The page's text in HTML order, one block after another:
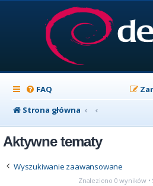
FAQ
Strona główna
Aktywne tematy
Wyszukiwanie zaawansowane
Znaleziono 0 wyników •